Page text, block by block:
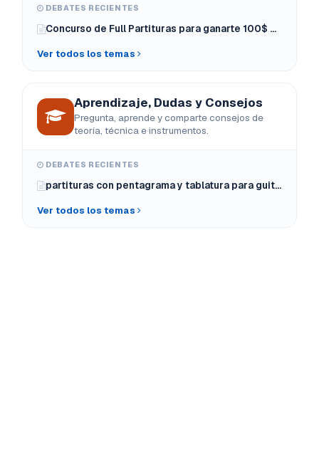
DEBATES RECIENTES
Concurso de Full Partituras para ganarte 100$ dólares
Ver todos los temas
Aprendizaje, Dudas y Consejos
Pregunta, aprende y comparte consejos de
teoría, técnica e instrumentos.
DEBATES RECIENTES
partituras con pentagrama y tablatura para guitarra
Ver todos los temas